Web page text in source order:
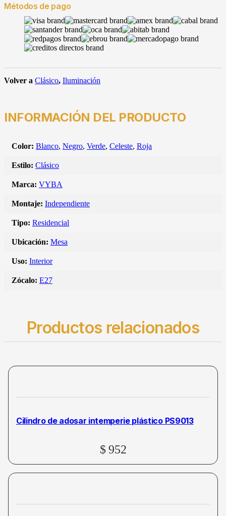
Métodos de pago
Volver a Clásico, Iluminación
INFORMACIÓN DEL PRODUCTO
Color: Blanco, Negro, Verde, Celeste, Roja
Estilo: Clásico
Marca: VYBA
Montaje: Independiente
Tipo: Residencial
Ubicación: Mesa
Uso: Interior
Zócalo: E27
Productos relacionados
Cilindro de adosar intemperie plástico PS9013
$ 952